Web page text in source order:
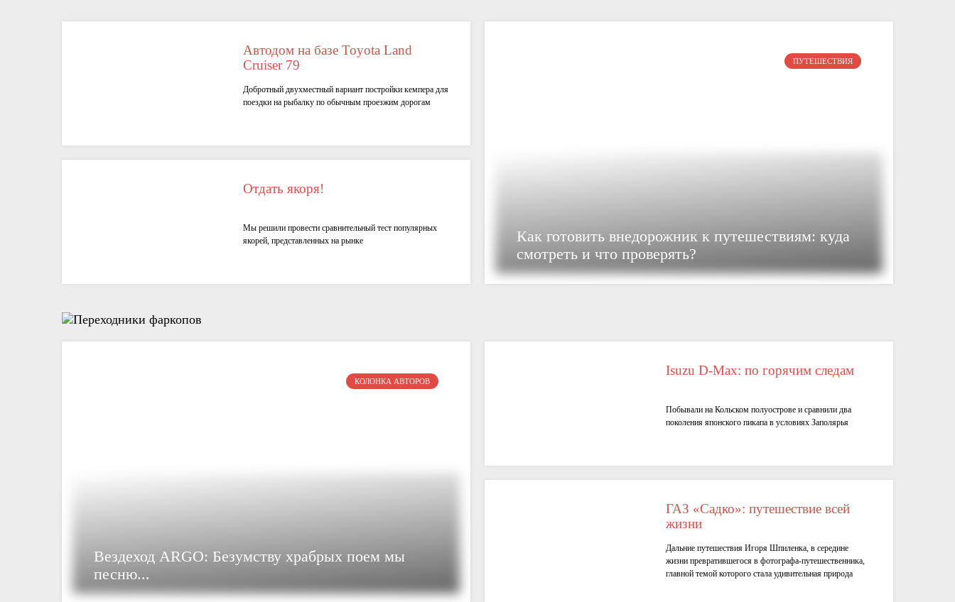
Автодом на базе Toyota Land
Cruiser 79
Добротный двухместный вариант постройки кемпера для
поездки на рыбалку по обычным проезжим дорогам
Отдать якоря!
Мы решили провести сравнительный тест популярных
якорей, представленных на рынке
ПУТЕШЕСТВИЯ
Как готовить внедорожник к путешествиям: куда
смотреть и что проверять?
КОЛОНКА АВТОРОВ
Вездеход ARGO: Безумству храбрых поем мы
песню...
Isuzu D-Max: по горячим следам
Побывали на Кольском полуострове и сравнили два
поколения японского пикапа в условиях Заполярья
ГАЗ «Садко»: путешествие всей
жизни
Дальние путешествия Игоря Шпиленка, в середине
жизни превратившегося в фотографа-путешественника,
главной темой которого стала удивительная природа